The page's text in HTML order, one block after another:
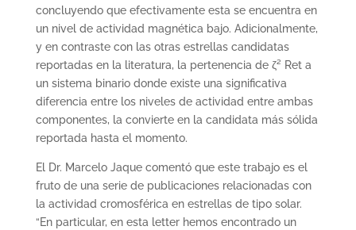
concluyendo que efectivamente esta se encuentra en
un nivel de actividad magnética bajo. Adicionalmente,
y en contraste con las otras estrellas candidatas
reportadas en la literatura, la pertenencia de ζ² Ret a
un sistema binario donde existe una significativa
diferencia entre los niveles de actividad entre ambas
componentes, la convierte en la candidata más sólida
reportada hasta el momento.
El Dr. Marcelo Jaque comentó que este trabajo es el
fruto de una serie de publicaciones relacionadas con
la actividad cromosférica en estrellas de tipo solar.
“En particular, en esta letter hemos encontrado un